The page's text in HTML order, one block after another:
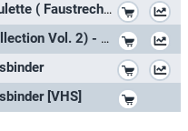
Fox and His Friends + Chinese Roulette ( Faustrecht der Freiheit / Chinesisches Roulette ) (Blu-Ray)
The Rainer Werner Fassbinder (Collection Vol. 2) - 4-Disc Box Set ( Angst essen Seele auf / Fontane Effi Briest / Faustrecht de
[VHS]